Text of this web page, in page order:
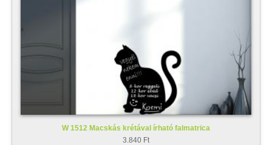
W 1512 Macskás krétával írható falmatrica
3.840 Ft